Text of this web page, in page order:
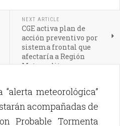
NEXT ARTICLE
CGE activa plan de
acción preventivo por
sistema frontal que
afectaría a Región
Metropolitana
meteorológica”
acompañadas de
Probable Tormenta